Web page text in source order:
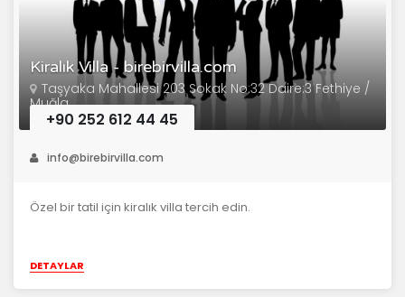
Kiralık Villa - birebirvilla.com
Taşyaka Mahallesi 203 Sokak No:32 Daire:3 Fethiye /
Muğla
+90 252 612 44 45
info@birebirvilla.com
Özel bir tatil için kiralık villa tercih edin.
DETAYLAR